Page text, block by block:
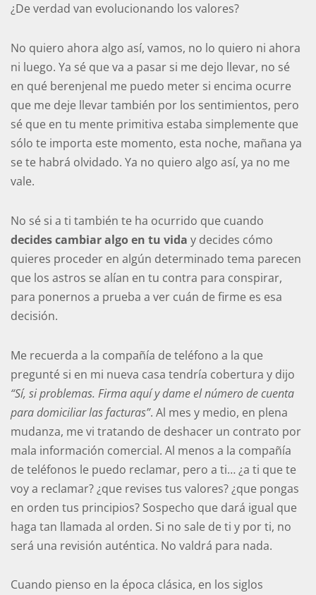
¿De verdad van evolucionando los valores?
No quiero ahora algo así, vamos, no lo quiero ni ahora
ni luego. Ya sé que va a pasar si me dejo llevar, no sé
en qué berenjenal me puedo meter si encima ocurre
que me deje llevar también por los sentimientos, pero
sé que en tu mente primitiva estaba simplemente que
sólo te importa este momento, esta noche, mañana ya
se te habrá olvidado. Ya no quiero algo así, ya no me
vale.
No sé si a ti también te ha ocurrido que cuando
decides cambiar algo en tu vida y decides cómo
quieres proceder en algún determinado tema parecen
que los astros se alían en tu contra para conspirar,
para ponernos a prueba a ver cuán de firme es esa
decisión.
Me recuerda a la compañía de teléfono a la que
pregunté si en mi nueva casa tendría cobertura y dijo
“Sí, si problemas. Firma aquí y dame el número de cuenta
para domiciliar las facturas”. Al mes y medio, en plena
mudanza, me vi tratando de deshacer un contrato por
mala información comercial. Al menos a la compañía
de teléfonos le puedo reclamar, pero a ti… ¿a ti que te
voy a reclamar? ¿que revises tus valores? ¿que pongas
en orden tus principios? Sospecho que dará igual que
haga tan llamada al orden. Si no sale de ti y por ti, no
será una revisión auténtica. No valdrá para nada.
Cuando pienso en la época clásica, en los siglos